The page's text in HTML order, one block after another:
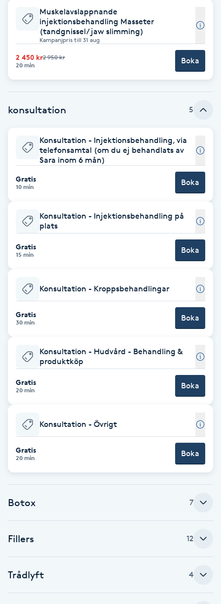
Fransk manikyr
Fransrengöring
Frekvensterapi
Friskvård
Frisör
Funktionsanalys
Färgning
Föning
Gel naglar
Gelenaglar
Gellack
Gellack med förstärkning
Gravidmassage
Gravidyoga
Gruppträning
H
Hatha Yoga
Healing
Muskelavslappnande
injektionsbehandling Masseter
(tandgnissel/ jaw slimming)
Kampanjpris till 31 aug
2 450 kr2 950 kr
20 min
Boka
konsultation 5
Konsultation - Injektionsbehandling, via
telefonsamtal (om du ej behandlats av
Sara inom 6 mån)
Gratis
10 min Boka
Konsultation - Injektionsbehandling på
plats
Gratis
15 min Boka
Konsultation - Kroppsbehandlingar
Gratis
30 min Boka
Konsultation - Hudvård - Behandling &
produktköp
Gratis
20 min Boka
Konsultation - Övrigt
Gratis
20 min Boka
Botox 7
Fillers 12
Trådlyft 4